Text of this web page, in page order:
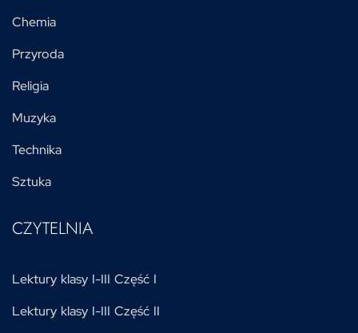
Chemia
Przyroda
Religia
Muzyka
Technika
Sztuka
CZYTELNIA
Lektury klasy I-III Część I
Lektury klasy I-III Część II